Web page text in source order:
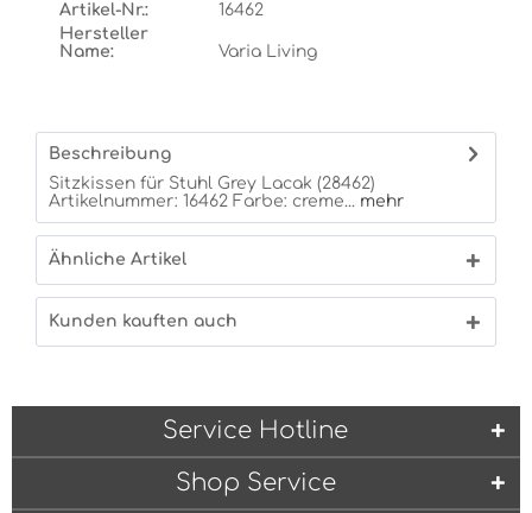
Artikel-Nr.:
16462
Hersteller
Name:
Varia Living
Beschreibung
Sitzkissen für Stuhl Grey Lacak (28462)
Artikelnummer: 16462 Farbe: creme... mehr
Ähnliche Artikel
Kunden kauften auch
Service Hotline
Shop Service